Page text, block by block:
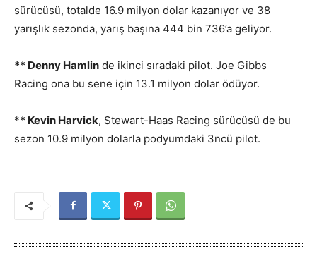
sürücüsü, totalde 16.9 milyon dolar kazanıyor ve 38
yarışlık sezonda, yarış başına 444 bin 736’a geliyor.
** Denny Hamlin de ikinci sıradaki pilot. Joe Gibbs
Racing ona bu sene için 13.1 milyon dolar ödüyor.
** Kevin Harvick, Stewart-Haas Racing sürücüsü de bu
sezon 10.9 milyon dolarla podyumdaki 3ncü pilot.